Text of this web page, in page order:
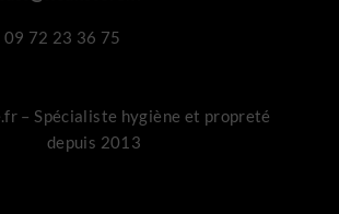
09 72 23 36 75
– Spécialiste hygiène et propreté
depuis 2013